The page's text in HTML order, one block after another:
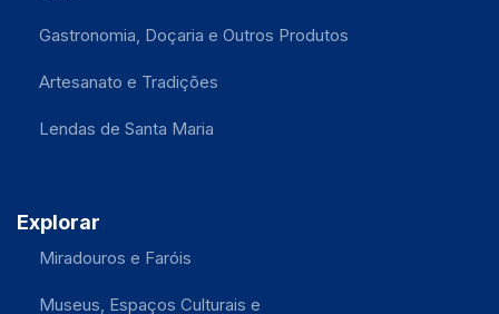
Gastronomia, Doçaria e Outros Produtos
Artesanato e Tradições
Lendas de Santa Maria
Explorar
Miradouros e Faróis
Museus, Espaços Culturais e